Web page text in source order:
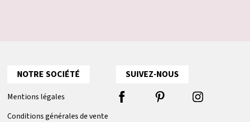
NOTRE SOCIÉTÉ
Mentions légales
Conditions générales de vente
SUIVEZ-NOUS